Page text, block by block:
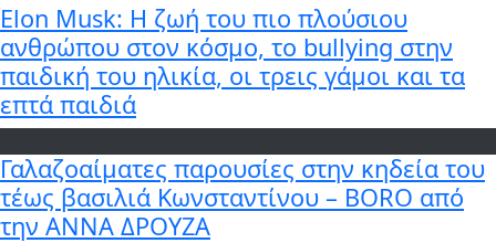
Elon Musk: Η ζωή του πιο πλούσιου
ανθρώπου στον κόσμο, το bullying στην
παιδική του ηλικία, οι τρεις γάμοι και τα
επτά παιδιά
Γαλαζοαίματες παρουσίες στην κηδεία του
τέως βασιλιά Κωνσταντίνου – BORO από
την ΑΝΝΑ ΔΡΟΥΖΑ